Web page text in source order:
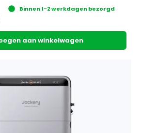
Binnen 1-2 werkdagen bezorgd
aan winkelwagen